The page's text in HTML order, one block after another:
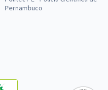
Pernambuco